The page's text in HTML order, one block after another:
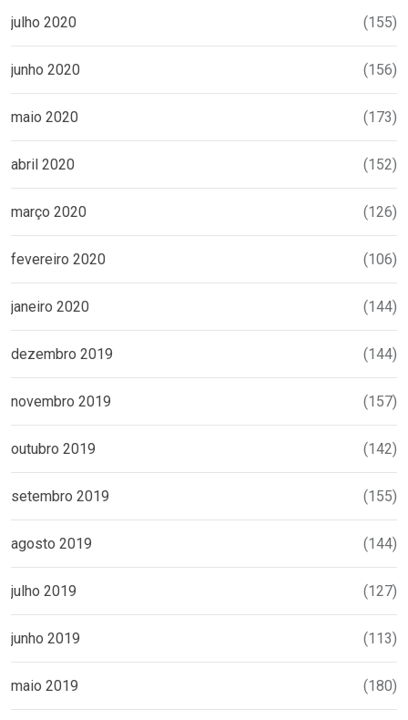
julho 2020 (155)
junho 2020 (156)
maio 2020 (173)
abril 2020 (152)
março 2020 (126)
fevereiro 2020 (106)
janeiro 2020 (144)
dezembro 2019 (144)
novembro 2019 (157)
outubro 2019 (142)
setembro 2019 (155)
agosto 2019 (144)
julho 2019 (127)
junho 2019 (113)
maio 2019 (180)